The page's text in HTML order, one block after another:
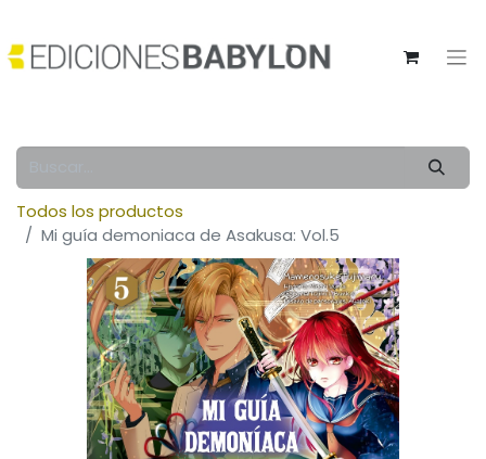
Todos los productos
Mi guía demoniaca de Asakusa: Vol.5